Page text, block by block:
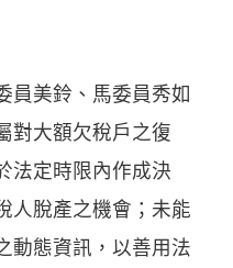
員美鈴、馬委員秀如
對大額欠稅戶之復
法定時限內作成決
人脫產之機會；未能
動態資訊，以善用法